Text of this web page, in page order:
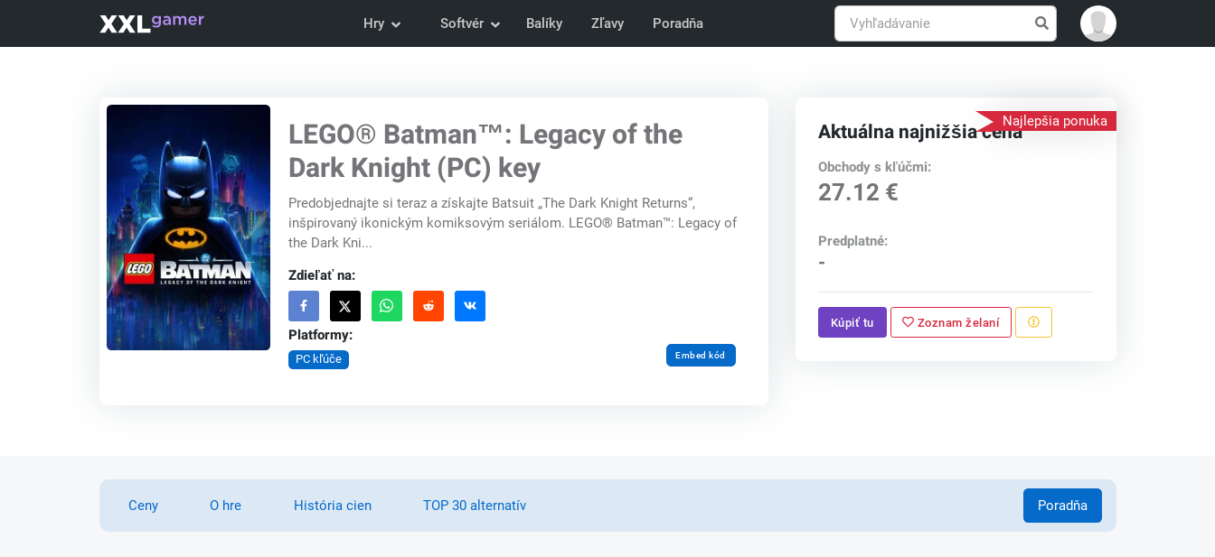
Hry Softvér Balíky Zľavy Poradňa
LEGO® Batman™: Legacy of the
Dark Knight (PC) key
Predobjednajte si teraz a získajte Batsuit „The Dark Knight Returns“,
inšpirovaný ikonickým komiksovým seriálom. LEGO® Batman™: Legacy of
the Dark Kni...
Zdieľať na:
Platformy:
PC kľúče Embed kód
Najlepšia ponuka
Aktuálna najnižšia cena
Obchody s kľúčmi:
27.12 €
Predplatné:
-
Kúpiť tu Zoznam želaní
Ceny O hre História cien TOP 30 alternatív Poradňa